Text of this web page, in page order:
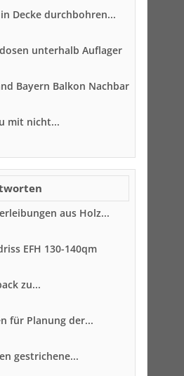
Decke durchbohren...
unterhalb Auflager
Bayern Balkon Nachbar
mit nicht...
aus Holz...
EFH 130-140qm
zu...
für Planung der...
gestrichene...